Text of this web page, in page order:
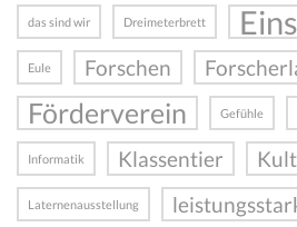
das sind wir Dreimeterbrett
Eule Forschen
Förderverein Gefühle
Informatik Klassentier
Laternenausstellung